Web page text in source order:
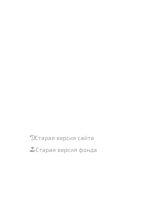
Старая версия сайта
Старая версия фонда